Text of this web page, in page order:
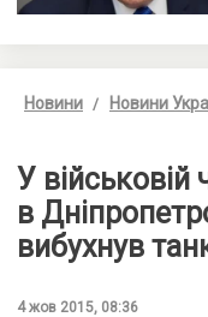
Новини Новини
У військовій
в
вибухнув
4 жов 2015, 08:36